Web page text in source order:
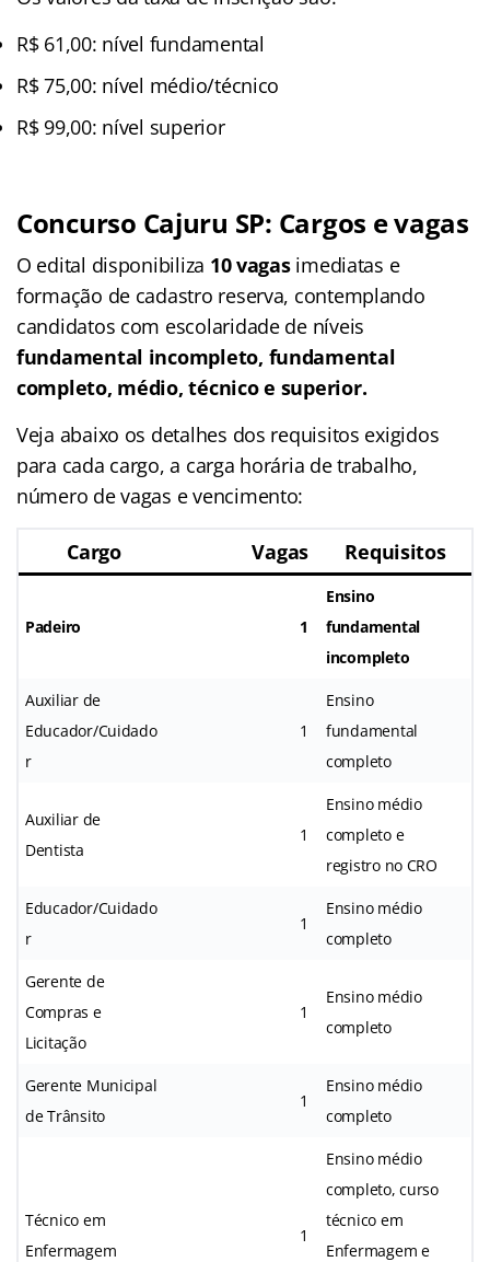
R$ 61,00: nível fundamental
R$ 75,00: nível médio/técnico
R$ 99,00: nível superior
Concurso Cajuru SP: Cargos e vagas
O edital disponibiliza 10 vagasimediatas e
formação de cadastro reserva, contemplando
candidatos com escolaridade de níveis
fundamental incompleto, fundamental
completo, médio, técnico e superior.
Veja abaixo os detalhes dos requisitos exigidos
para cada cargo, a carga horária de trabalho,
número de vagas e vencimento:
Cargo Vagas Requisitos
Padeiro 1
Ensino
fundamental
incompleto
Auxiliar de
Educador/Cuidado
r
1
Ensino
fundamental
completo
Auxiliar de
Dentista
1
Ensino médio
completo e
registro no CRO
Educador/Cuidado
r
1
Ensino médio
completo
Gerente de
Compras e
Licitação
1
Ensino médio
completo
Gerente Municipal
de Trânsito
1
Ensino médio
completo
Técnico em
Enfermagem
1
Ensino médio
completo, curso
técnico em
Enfermagem e